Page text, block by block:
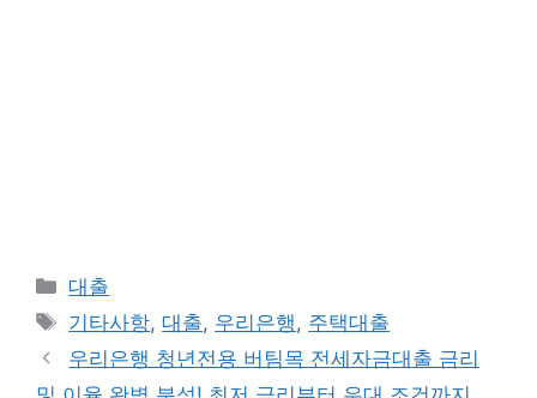
카
테
리
대출
태
그
기타사항,대출, 우리은행, 주택대출
우리은행 청년전용 버팀목 전세자금대출 금리